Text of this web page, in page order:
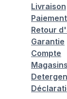
Livraison
Paiement
Retour
Garantie
Compte